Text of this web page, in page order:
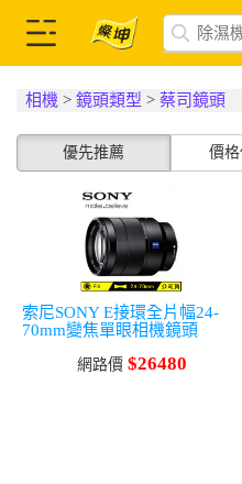
相機 >鏡頭類型 >蔡司鏡頭
優先推薦 價
索尼SONY E接環全片幅24-
70mm變焦單眼相機鏡頭
網路價 $26480